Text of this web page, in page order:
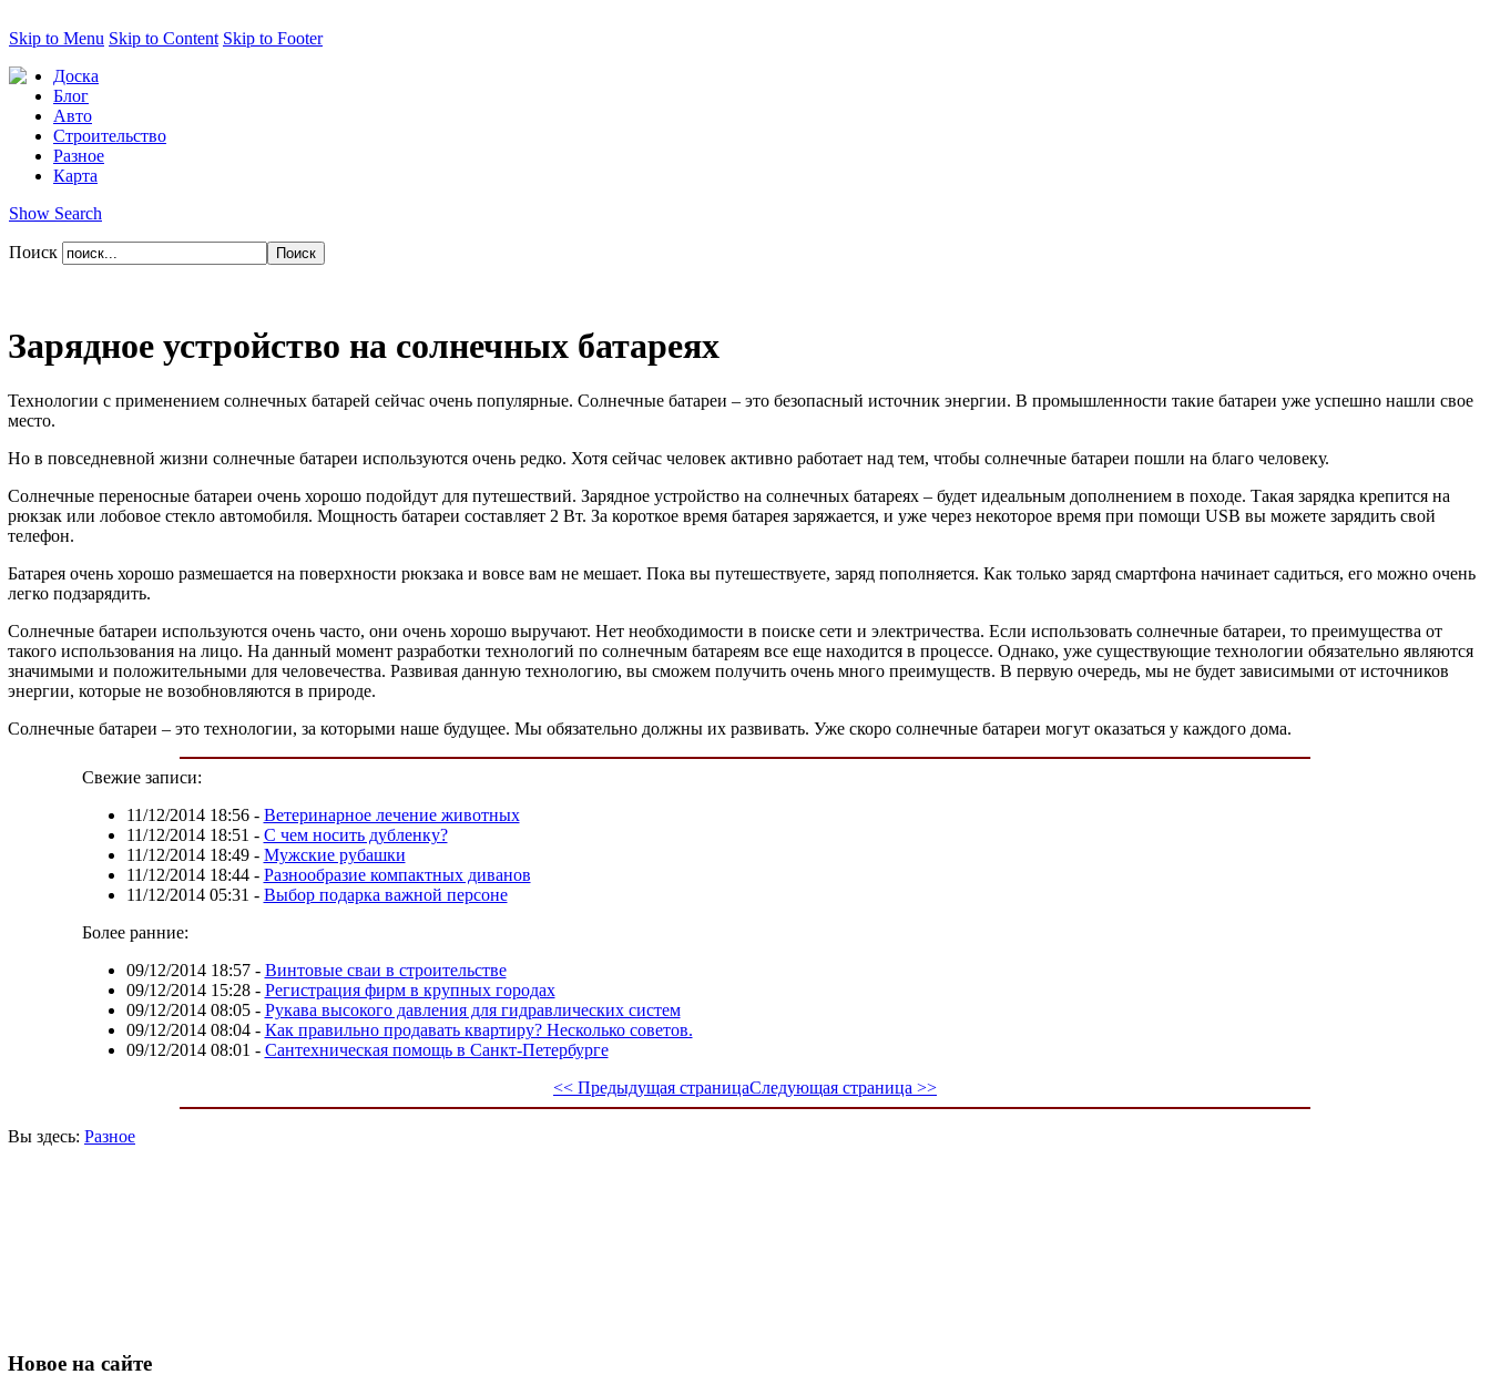
Skip to Menu Skip to Content Skip to Footer
Доска
Блог
Авто
Строительство
Разное
Карта
Show Search
Поиск
Зарядное устройство на солнечных батареях
Технологии с применением солнечных батарей сейчас очень популярные. Солнечные батареи – это безопасный источник энергии. В промышленности такие батареи уже успешно нашли свое
место.
Но в повседневной жизни солнечные батареи используются очень редко. Хотя сейчас человек активно работает над тем, чтобы солнечные батареи пошли на благо человеку.
Солнечные переносные батареи очень хорошо подойдут для путешествий. Зарядное устройство на солнечных батареях – будет идеальным дополнением в походе. Такая зарядка крепится на
рюкзак или лобовое стекло автомобиля. Мощность батареи составляет 2 Вт. За короткое время батарея заряжается, и уже через некоторое время при помощи USB вы можете зарядить свой
телефон.
Батарея очень хорошо размешается на поверхности рюкзака и вовсе вам не мешает. Пока вы путешествуете, заряд пополняется. Как только заряд смартфона начинает садиться, его можно очень
легко подзарядить.
Солнечные батареи используются очень часто, они очень хорошо выручают. Нет необходимости в поиске сети и электричества. Если использовать солнечные батареи, то преимущества от
такого использования на лицо. На данный момент разработки технологий по солнечным батареям все еще находится в процессе. Однако, уже существующие технологии обязательно являются
значимыми и положительными для человечества. Развивая данную технологию, вы сможем получить очень много преимуществ. В первую очередь, мы не будет зависимыми от источников
энергии, которые не возобновляются в природе.
Солнечные батареи – это технологии, за которыми наше будущее. Мы обязательно должны их развивать. Уже скоро солнечные батареи могут оказаться у каждого дома.
Свежие записи:
11/12/2014 18:56- Ветеринарное лечение животных
11/12/2014 18:51 - С чем носить дубленку?
11/12/2014 18:49- Мужские рубашки
11/12/2014 18:44- Разнообразие компактных диванов
11/12/2014 05:31 - Выбор подарка важной персоне
Более ранние:
09/12/2014 18:57- Винтовые сваи в строительстве
09/12/2014 15:28- Регистрация фирм в крупных городах
09/12/2014 08:05- Рукава высокого давления для гидравлических систем
09/12/2014 08:04- Как правильно продавать квартиру? Несколько советов.
09/12/2014 08:01 - Сантехническая помощь в Санкт-Петербурге
<< Предыдущая страницаСледующая страница >>
Вы здесь: Разное
Новое на сайте